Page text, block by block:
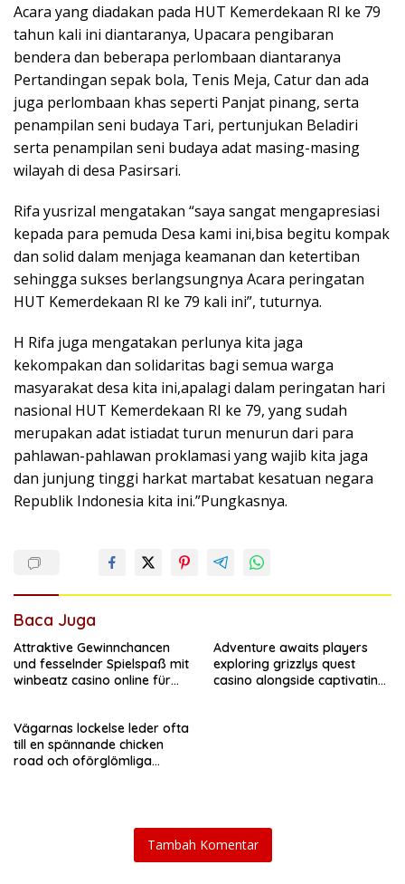
Acara yang diadakan pada HUT Kemerdekaan RI ke 79
tahun kali ini diantaranya, Upacara pengibaran
bendera dan beberapa perlombaan diantaranya
Pertandingan sepak bola, Tenis Meja, Catur dan ada
juga perlombaan khas seperti Panjat pinang, serta
penampilan seni budaya Tari, pertunjukan Beladiri
serta penampilan seni budaya adat masing-masing
wilayah di desa Pasirsari.
Rifa yusrizal mengatakan “saya sangat mengapresiasi
kepada para pemuda Desa kami ini,bisa begitu kompak
dan solid dalam menjaga keamanan dan ketertiban
sehingga sukses berlangsungnya Acara peringatan
HUT Kemerdekaan RI ke 79 kali ini”, tuturnya.
H Rifa juga mengatakan perlunya kita jaga
kekompakan dan solidaritas bagi semua warga
masyarakat desa kita ini,apalagi dalam peringatan hari
nasional HUT Kemerdekaan RI ke 79, yang sudah
merupakan adat istiadat turun menurun dari para
pahlawan-pahlawan proklamasi yang wajib kita jaga
dan junjung tinggi harkat martabat kesatuan negara
Republik Indonesia kita ini.”Pungkasnya.
Baca Juga
Attraktive Gewinnchancen
und fesselnder Spielspaß mit
winbeatz casino online für
Adventure awaits players
exploring grizzlys quest
casino alongside captivating
Vägarnas lockelse leder ofta
till en spännande chicken
road och oförglömliga
Tambah Komentar